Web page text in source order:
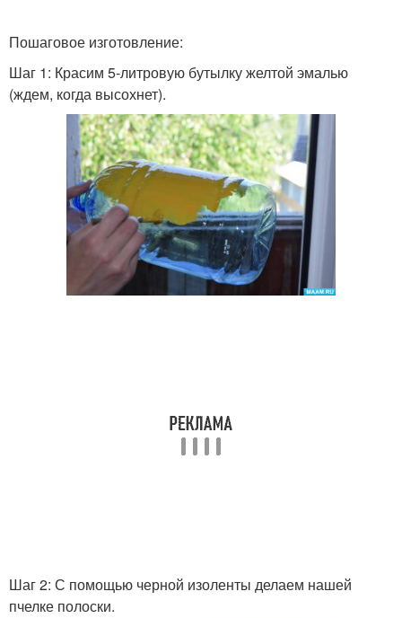
Пошаговое изготовление:
Шаг 1: Красим 5-литровую бутылку желтой эмалью
(ждем, когда высохнет).
Шаг 2: С помощью черной изоленты делаем нашей
пчелке полоски.